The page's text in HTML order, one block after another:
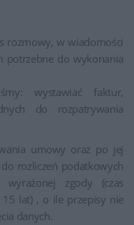
rozmowy, w wiadomości
potrzebne do wykonania
wystawiać faktur,
do rozpatrywania
umowy oraz po jej
rozliczeń podatkowych
zgody (czas
lat) , o ile przepisy nie
danych.